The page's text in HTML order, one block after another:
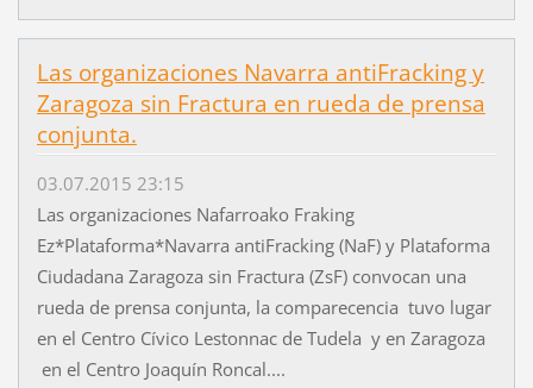
Las organizaciones Navarra antiFracking y
Zaragoza sin Fractura en rueda de prensa
conjunta.
03.07.2015 23:15
Las organizaciones Nafarroako Fraking
Ez*Plataforma*Navarra antiFracking (NaF) y Plataforma
Ciudadana Zaragoza sin Fractura (ZsF) convocan una
rueda de prensa conjunta, la comparecencia tuvo lugar
en el Centro Cívico Lestonnac de Tudela y en Zaragoza
en el Centro Joaquín Roncal....